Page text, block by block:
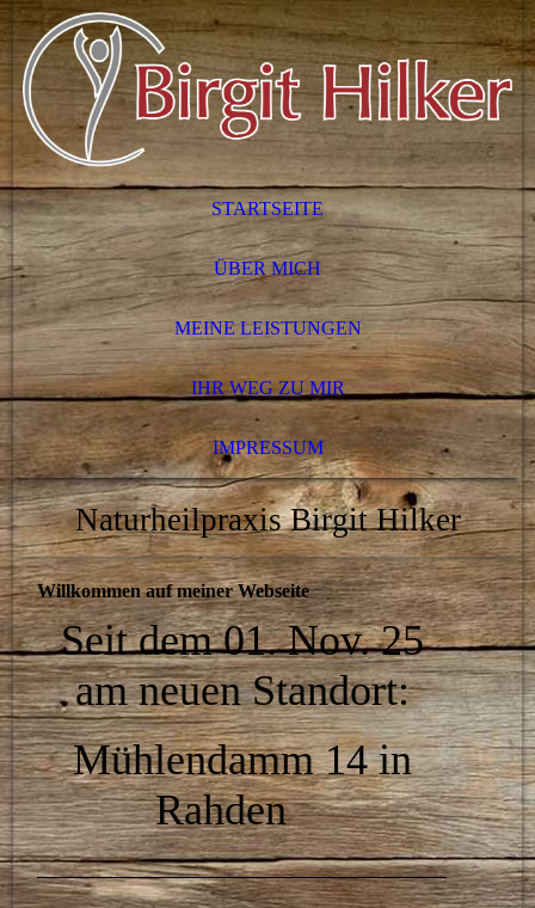
STARTSEITE
ÜBER MICH
MEINE LEISTUNGEN
IHR WEG ZU MIR
IMPRESSUM
Naturheilpraxis Birgit Hilker
Willkommen auf meiner Webseite
Seit dem 01. Nov. 25
am neuen Standort:
Mühlendamm 14 in
Rahden